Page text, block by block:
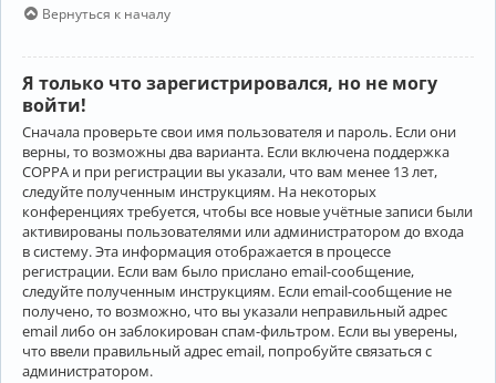
Вернуться к началу
Я только что зарегистрировался, но не могу
войти!
Сначала проверьте свои имя пользователя и пароль. Если они
верны, то возможны два варианта. Если включена поддержка
COPPA и при регистрации вы указали, что вам менее 13 лет,
следуйте полученным инструкциям. На некоторых
конференциях требуется, чтобы все новые учётные записи были
активированы пользователями или администратором до входа
в систему. Эта информация отображается в процессе
регистрации. Если вам было прислано email-сообщение,
следуйте полученным инструкциям. Если email-сообщение не
получено, то возможно, что вы указали неправильный адрес
email либо он заблокирован спам-фильтром. Если вы уверены,
что ввели правильный адрес email, попробуйте связаться с
администратором.